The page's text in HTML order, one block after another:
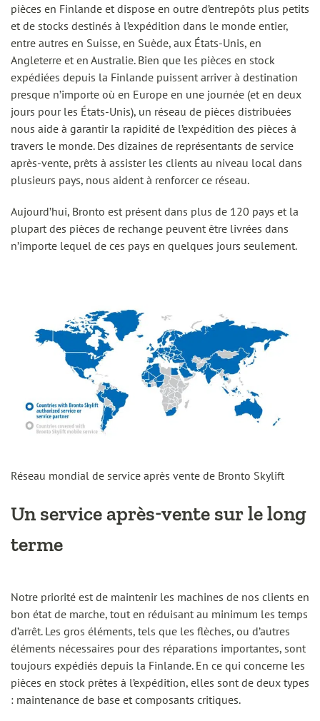
pièces en Finlande et dispose en outre d’entrepôts plus petits
et de stocks destinés à l’expédition dans le monde entier,
entre autres en Suisse, en Suède, aux États-Unis, en
Angleterre et en Australie. Bien que les pièces en stock
expédiées depuis la Finlande puissent arriver à destination
presque n’importe où en Europe en une journée (et en deux
jours pour les États-Unis), un réseau de pièces distribuées
nous aide à garantir la rapidité de l’expédition des pièces à
travers le monde. Des dizaines de représentants de service
après-vente, prêts à assister les clients au niveau local dans
plusieurs pays, nous aident à renforcer ce réseau.
Aujourd’hui, Bronto est présent dans plus de 120 pays et la
plupart des pièces de rechange peuvent être livrées dans
n’importe lequel de ces pays en quelques jours seulement.
Réseau mondial de service après vente de Bronto Skylift
Un service après-vente sur le long
terme
Notre priorité est de maintenir les machines de nos clients en
bon état de marche, tout en réduisant au minimum les temps
d’arrêt. Les gros éléments, tels que les flèches, ou d’autres
éléments nécessaires pour des réparations importantes, sont
toujours expédiés depuis la Finlande. En ce qui concerne les
pièces en stock prêtes à l’expédition, elles sont de deux types
: maintenance de base et composants critiques.